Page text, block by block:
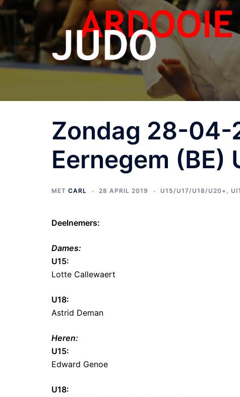
Zondag 28-04-
Eernegem (BE)
MET CARL 28 APRIL 2019 U15/U17/U18/U20+ ,
Deelnemers:
Dames:
U15:
Lotte Callewaert
U18:
Astrid Deman
Heren:
U15:
Edward Genoe
U18: